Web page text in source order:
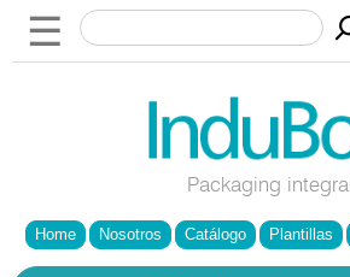
☰
Packaging integral
Home Nosotros Catálogo Plantillas